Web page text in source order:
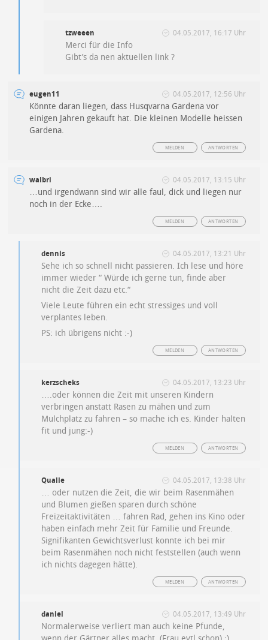
tzweeen 04.05.2017, 16:17 Uhr
Merci für die Info
Gibt’s da nen aktuellen link ?
eugen11 04.05.2017, 12:56 Uhr
Könnte daran liegen, dass Husqvarna Gardena vor
einigen Jahren gekauft hat. Die kleinen Modelle heissen
Gardena.
ANTWORTEN
MELDEN
walbri 04.05.2017, 13:15 Uhr
…und irgendwann sind wir alle faul, dick und liegen nur
noch in der Ecke….
ANTWORTEN
MELDEN
dennis 04.05.2017, 13:21 Uhr
Sehe ich so schnell nicht passieren. Ich lese und höre
immer wieder “ Würde ich gerne tun, finde aber
nicht die Zeit dazu etc.“
Viele Leute führen ein echt stressiges und voll
verplantes leben.
PS: ich übrigens nicht :-)
ANTWORTEN
MELDEN
kerzscheks 04.05.2017, 13:23 Uhr
….oder können die Zeit mit unseren Kindern
verbringen anstatt Rasen zu mähen und zum
Mulchplatz zu fahren – so mache ich es. Kinder halten
fit und jung:-)
ANTWORTEN
MELDEN
Qualle 04.05.2017, 13:38 Uhr
… oder nutzen die Zeit, die wir beim Rasenmähen
und Blumen gießen sparen durch schöne
Freizeitaktivitäten … fahren Rad, gehen ins Kino oder
haben einfach mehr Zeit für Familie und Freunde.
Signifikanten Gewichtsverlust konnte ich bei mir
beim Rasenmähen noch nicht feststellen (auch wenn
ich nichts dagegen hätte).
ANTWORTEN
MELDEN
daniel 04.05.2017, 13:49 Uhr
Normalerweise verliert man auch keine Pfunde,